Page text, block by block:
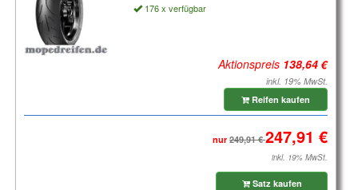
176 x verfügbar
Aktionspreis
inkl. 19% MwSt.
Reifen kaufen
nur
inkl. 19% MwSt.
Satz kaufen